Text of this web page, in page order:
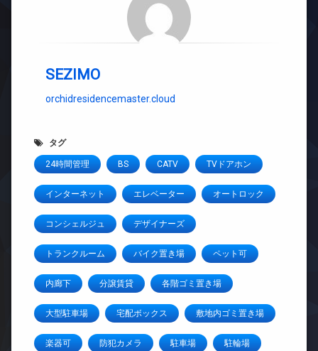
SEZIMO
orchidresidencemaster.cloud
タグ
24時間管理 BS CATV TVドアホン
インターネット エレベーター オートロック
コンシェルジュ デザイナーズ
トランクルーム バイク置き場 ペット可
内廊下 分譲賃貸 各階ゴミ置き場
大型駐車場 宅配ボックス 敷地内ゴミ置き場
楽器可 防犯カメラ 駐車場 駐輪場